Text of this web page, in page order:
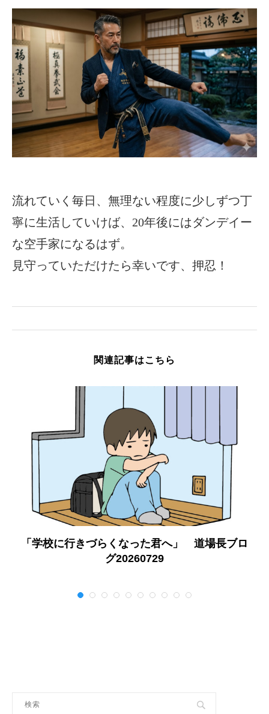
流れていく毎日、無理ない程度に少しずつ丁
寧に生活していけば、20年後にはダンデイー
な空手家になるはず。
見守っていただけたら幸いです、押忍！
関連記事はこちら
「学校に行きづらくなった君へ」 道場長ブロ
グ20260729